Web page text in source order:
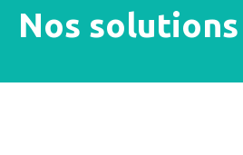
Nos